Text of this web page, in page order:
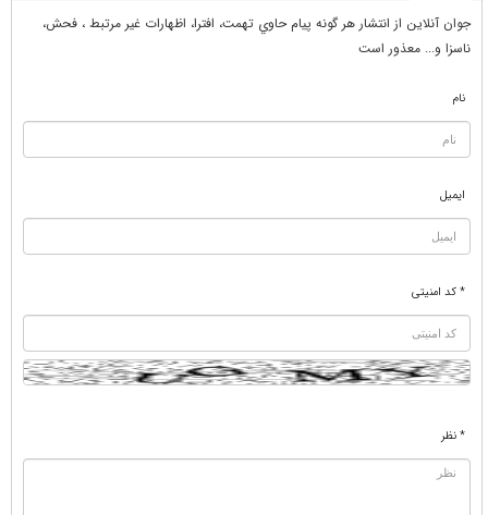
جوان آنلاين از انتشار هر گونه پيام حاوي تهمت، افترا، اظهارات غير مرتبط ، فحش،
ناسزا و... معذور است
نام
ایمیل
* کد امنیتی
* نظر